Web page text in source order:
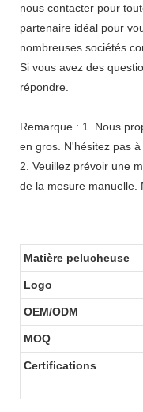
nous contacter pour
partenaire idéal pour
nombreuses sociétés
Si vous avez des
répondre.
Remarque : 1. Nous
en gros. N'hésitez pas
2. Veuillez prévoir une
de la mesure manuelle.
Matière pelucheuse
Logo
OEM/ODM
MOQ
Certifications